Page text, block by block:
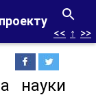
<< ↑ >>
науки